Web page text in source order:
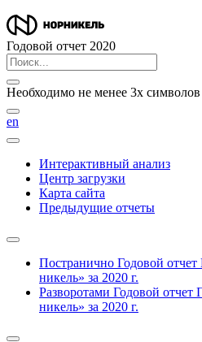
Годовой отчет 2020
Необходимо не менее 3х символов
en
Интерактивный анализ
Центр загрузки
Карта сайта
Предыдущие отчеты
Постранично Годовой
никель» за 2020 г.
Разворотами Годовой
никель» за 2020 г.